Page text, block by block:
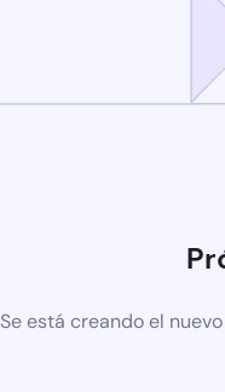
Se está creando el